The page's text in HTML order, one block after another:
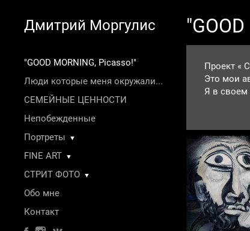
Дмитрий Моргулис
"GOOD MORNING, Picasso!"
Люди которые меня окружали...
СЕМЕЙНЫЕ ЦЕННОСТИ
Непобежденные
Портреты
▼
FINE ART ▼
СТРИТ ФОТО ▼
Обо мне
Контакт
Проект
Это мои
Я в своем проекте, в какой-то степени попытался повторить путь